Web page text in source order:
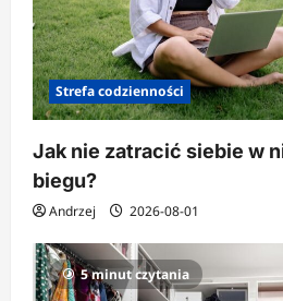
Strefa codzienności
Jak nie zatracić siebie w
biegu?
Andrzej 2026-08-01
5 minut czytania